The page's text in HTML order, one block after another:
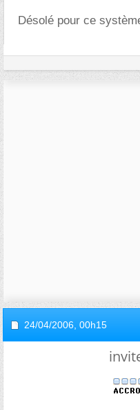
Désolé pour ce
24/04/2006, 00h15